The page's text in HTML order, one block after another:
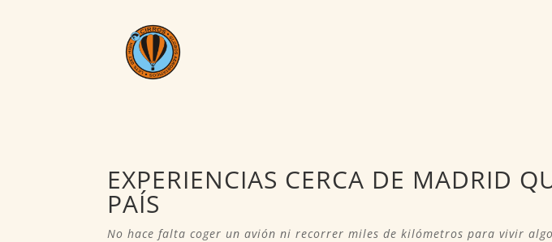
EXPERIENCIAS CERCA DE MADRID
PAÍS
No hace falta coger un avión ni recorrer miles de kilómetros para vivir